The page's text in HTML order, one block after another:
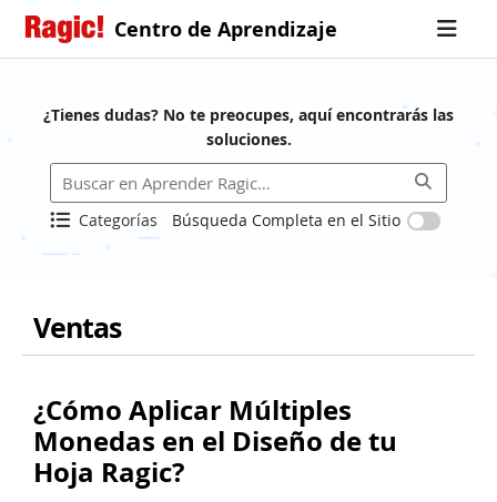
Centro de Aprendizaje
¿Tienes dudas? No te preocupes, aquí encontrarás las
soluciones.
Categorías Búsqueda Completa en el Sitio
Ventas
¿Cómo Aplicar Múltiples
Monedas en el Diseño de tu
Hoja Ragic?